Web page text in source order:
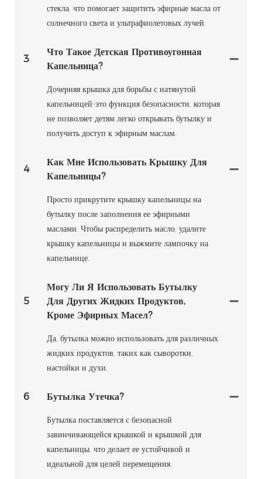
стекла, что помогает защитить эфирные масла от
солнечного света и ультрафиолетовых лучей.
3
Что Такое Детская Противоугонная
Капельница?
Дочерняя крышка для борьбы с натянутой
капельницей-это функция безопасности, которая
не позволяет детям легко открывать бутылку и
получить доступ к эфирным маслам.
4
Как Мне Использовать Крышку Для
Капельницы?
Просто прикрутите крышку капельницы на
бутылку после заполнения ее эфирными
маслами. Чтобы распределить масло, удалите
крышку капельницы и выжмите лампочку на
капельнице.
5
Могу Ли Я Использовать Бутылку
Для Других Жидких Продуктов,
Кроме Эфирных Масел?
Да, бутылка можно использовать для различных
жидких продуктов, таких как сыворотки,
настойки и духи.
6 Бутылка Утечка?
Бутылка поставляется с безопасной
завинчивающейся крышкой и крышкой для
капельницы, что делает ее устойчивой и
идеальной для целей перемещения.